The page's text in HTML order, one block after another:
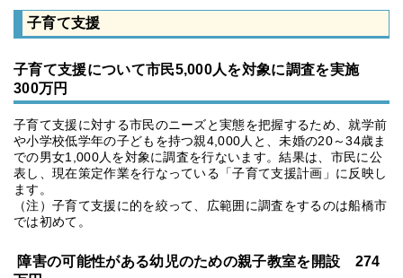
子育て支援
子育て支援について市民5,000人を対象に調査を実施
300万円
子育て支援に対する市民のニーズと実態を把握するため、就学前
や小学校低学年の子どもを持つ親4,000人と、未婚の20～34歳ま
での男女1,000人を対象に調査を行ないます。結果は、市民に公
表し、現在策定作業を行なっている「子育て支援計画」に反映し
ます。
（注）子育て支援に的を絞って、広範囲に調査をするのは船橋市
では初めて。
障害の可能性がある幼児のための親子教室を開設 274